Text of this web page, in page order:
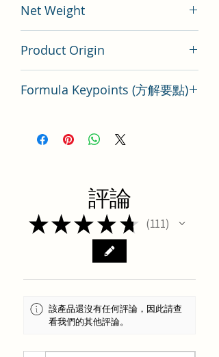
Net Weight
Product Origin
Formula Keypoints (方解要點)
評論
★★★★★ 111
111
該產品還沒有任何評論，因此請查
看我們的其他評論。